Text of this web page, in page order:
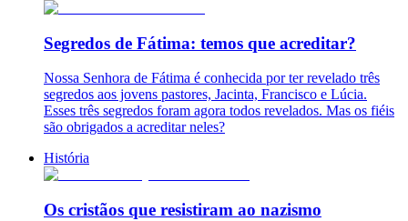
Segredos de Fátima: temos que acreditar?
Nossa Senhora de Fátima é conhecida por ter revelado três
segredos aos jovens pastores, Jacinta, Francisco e Lúcia.
Esses três segredos foram agora todos revelados. Mas os fiéis
são obrigados a acreditar neles?
História
Os cristãos que resistiram ao nazismo